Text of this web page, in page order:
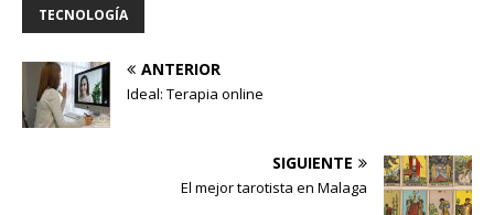
TECNOLOGÍA
ANTERIOR
Ideal: Terapia online
SIGUIENTE
El mejor tarotista en Malaga